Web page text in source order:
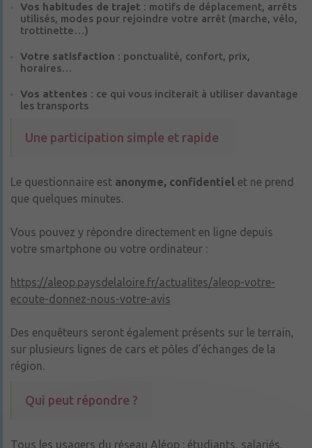
Vos habitudes de trajet : motifs de déplacement, arrêts
utilisés, modes pour rejoindre votre arrêt (marche, vélo,
trottinette…)
Votre satisfaction : ponctualité, confort, prix,
horaires…
Vos attentes : ce qui vous inciterait à utiliser davantage
les transports
Une participation simple et rapide
Le questionnaire est anonyme, confidentiel et ne prend
que quelques minutes.
Vous pouvez y répondre directement en ligne depuis
votre smartphone ou votre ordinateur :
https://aleop.paysdelaloire.fr/actualites/aleop-votre-
ecoute-donnez-nous-votre-avis
Des enquêteurs seront également présents sur le terrain,
sur plusieurs lignes de cars et pôles d’échanges de la
région.
Qui peut répondre ?
Tous les usagers du réseau Aléop : étudiants, salariés,